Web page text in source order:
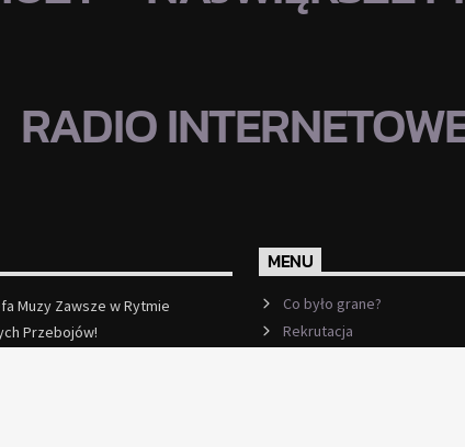
RADIO
Muzy Zawsze w Rytmie
Przebojów!
MENU
Co było grane?
Rekrutacja